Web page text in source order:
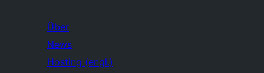
Über
News
Hosting (engl.)